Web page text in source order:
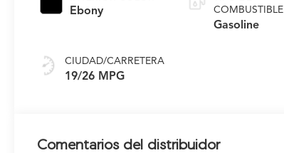
Ebony
CIUDAD/CARRETERA
19/26 MPG
COMBUSTIBLE
Gasoline
Comentarios del distribuidor